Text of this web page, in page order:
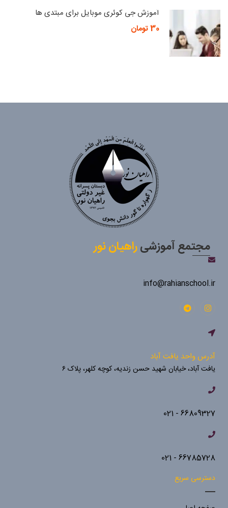
آموزش جی کوئری موبایل برای مبتدی ها
30 تومان
مجتمع آموزشیراهیان نور
info@rahianschool.ir
آدرس واحد یافت آباد
یافت آباد، خیابان شهید حسن زندیه، کوچه کلهر، پلاک ۶
66809327 - 021
66785728 - 021
دسترسی سریع